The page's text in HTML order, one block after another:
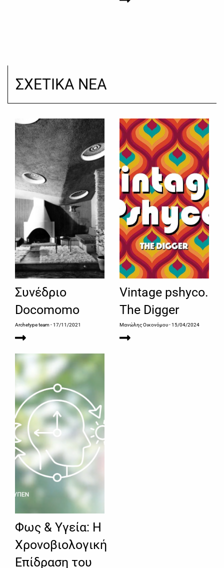
ΣΧΕΤΙΚΑ ΝΕΑ
Συνέδριο
Docomomo
Archetype team- 17/11/2021
Vintage pshyco.
The Digger
Μανώλης Οικονόμου- 15/04/2024
Φως & Υγεία: Η
Χρονοβιολογική
Επίδραση του